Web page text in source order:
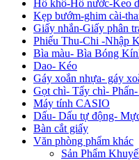
Hồ khô-Hồ nước-Keo
Kẹp bướm-ghim cài-
Giấy nhắn-Giấy phân
Phiếu Thu-Chi -Nhập
Bìa màu- Bìa Bóng
Dao- Kéo
Gáy xoắn nhựa- gáy
Gọt chì- Tẩy chì- Phấn-
Máy tính CASIO
Dấu- Dấu tự động-
Bàn cắt giấy
Văn phòng phẩm khác
Sản Phẩm